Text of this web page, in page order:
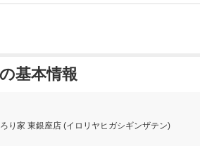
基本情報
り家 東銀座店 (イロリヤヒガシギンザテン)